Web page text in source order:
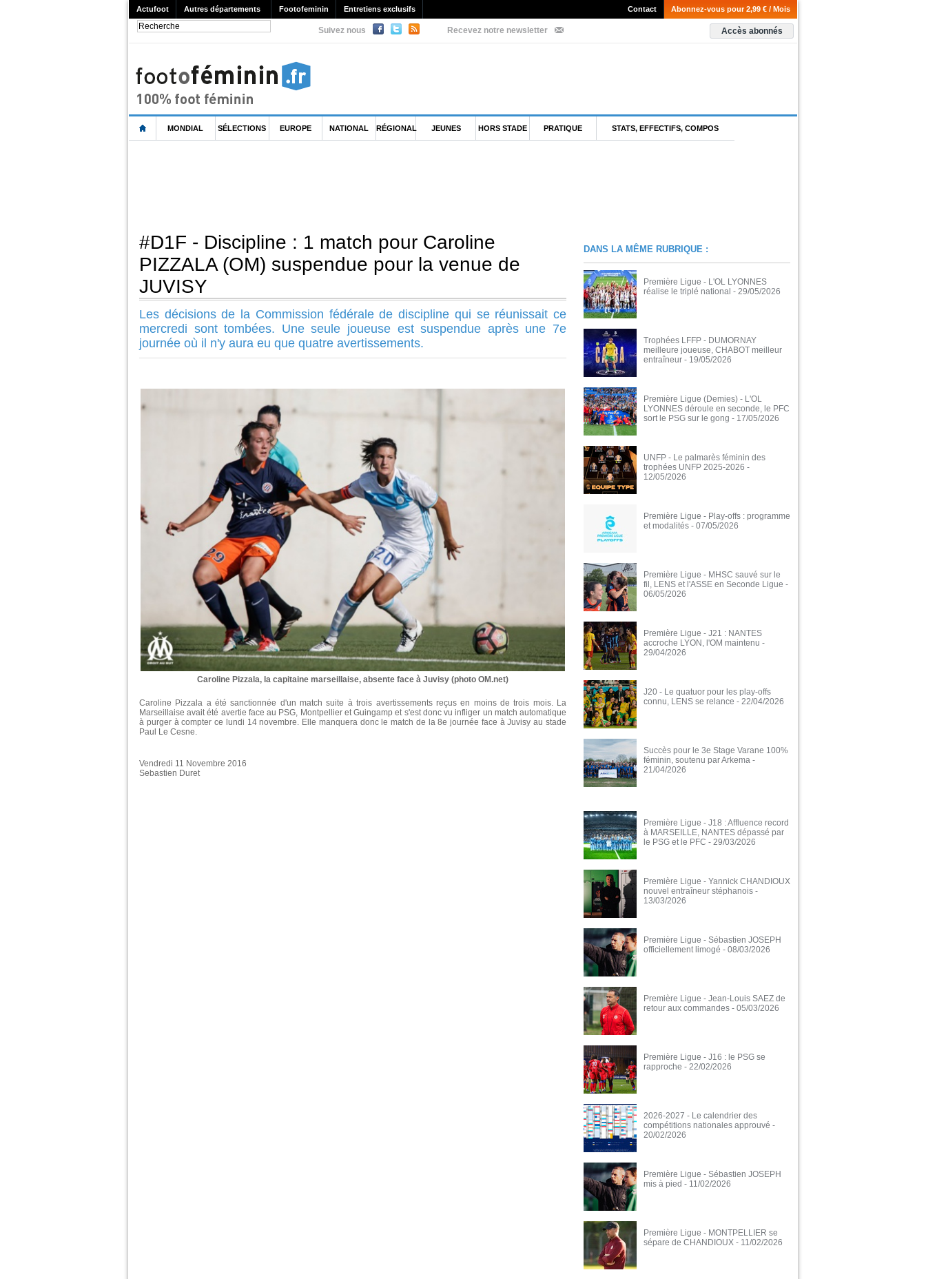
Actufoot Autres départements Footofeminin Entretiens exclusifs Abonnez-vous pour 2,99 € / Mois
Contact
Suivez nous Recevez notre newsletter Accès abonnés
MONDIAL SÉLECTIONS EUROPE NATIONAL RÉGIONAL JEUNES HORS STADE PRATIQUE STATS, EFFECTIFS, COMPOS
#D1F - Discipline : 1 match pour Caroline
PIZZALA (OM) suspendue pour la venue de
JUVISY
Les décisions de la Commission fédérale de discipline qui se réunissait ce
mercredi sont tombées. Une seule joueuse est suspendue après une 7e
journée où il n'y aura eu que quatre avertissements.
Caroline Pizzala, la capitaine marseillaise, absente face à Juvisy (photo OM.net)
Caroline Pizzala a été sanctionnée d'un match suite à trois avertissements reçus en moins de trois mois. La
Marseillaise avait été avertie face au PSG, Montpellier et Guingamp et s'est donc vu infliger un match automatique
à purger à compter ce lundi 14 novembre. Elle manquera donc le match de la 8e journée face à Juvisy au stade
Paul Le Cesne.
Vendredi 11 Novembre 2016
Sebastien Duret
DANS LA MÊME RUBRIQUE :
Première Ligue - L'OL LYONNES
réalise le triplé national - 29/05/2026
Trophées LFFP - DUMORNAY
meilleure joueuse, CHABOT meilleur
entraîneur - 19/05/2026
Première Ligue (Demies) - L'OL
LYONNES déroule en seconde, le PFC
sort le PSG sur le gong - 17/05/2026
UNFP - Le palmarès féminin des
trophées UNFP 2025-2026 -
12/05/2026
Première Ligue - Play-offs : programme
et modalités - 07/05/2026
Première Ligue - MHSC sauvé sur le
fil, LENS et l'ASSE en Seconde Ligue -
06/05/2026
Première Ligue - J21 : NANTES
accroche LYON, l'OM maintenu -
29/04/2026
J20 - Le quatuor pour les play-offs
connu, LENS se relance - 22/04/2026
Succès pour le 3e Stage Varane 100%
féminin, soutenu par Arkema -
21/04/2026
Première Ligue - J18 : Affluence record
à MARSEILLE, NANTES dépassé par
le PSG et le PFC - 29/03/2026
Première Ligue - Yannick CHANDIOUX
nouvel entraîneur stéphanois -
13/03/2026
Première Ligue - Sébastien JOSEPH
officiellement limogé - 08/03/2026
Première Ligue - Jean-Louis SAEZ de
retour aux commandes - 05/03/2026
Première Ligue - J16 : le PSG se
rapproche - 22/02/2026
2026-2027 - Le calendrier des
compétitions nationales approuvé -
20/02/2026
Première Ligue - Sébastien JOSEPH
mis à pied - 11/02/2026
Première Ligue - MONTPELLIER se
sépare de CHANDIOUX - 11/02/2026